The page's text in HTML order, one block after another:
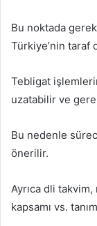
Bu noktada
Türkiye’nin taraf
Tebligat
uzatabilir ve
Bu nedenle
önerilir.
Ayrıca dli
kapsamı vs.